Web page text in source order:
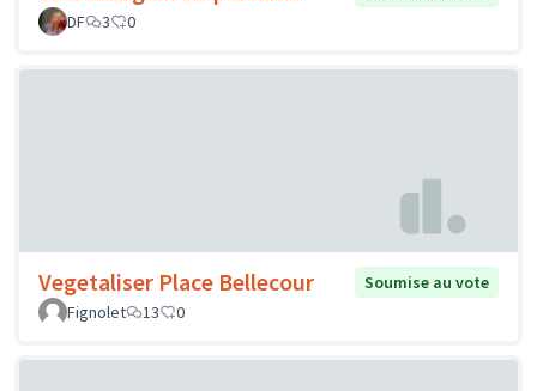
DF
3 0
Vegetaliser Place Bellecour
Soumise au vote
Fignolet
13 0